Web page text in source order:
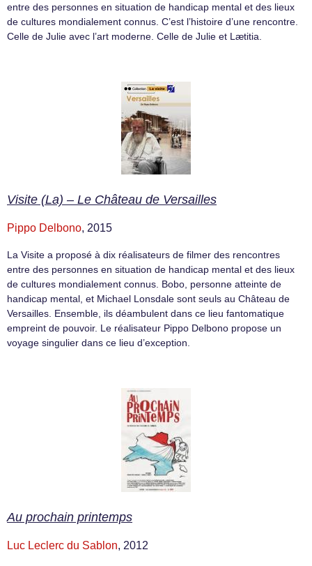
entre des personnes en situation de handicap mental et des lieux
de cultures mondialement connus. C’est l’histoire d’une rencontre.
Celle de Julie avec l’art moderne. Celle de Julie et Lætitia.
Visite (La) – Le Château de Versailles
Pippo Delbono, 2015
La Visite a proposé à dix réalisateurs de filmer des rencontres
entre des personnes en situation de handicap mental et des lieux
de cultures mondialement connus. Bobo, personne atteinte de
handicap mental, et Michael Lonsdale sont seuls au Château de
Versailles. Ensemble, ils déambulent dans ce lieu fantomatique
empreint de pouvoir. Le réalisateur Pippo Delbono propose un
voyage singulier dans ce lieu d’exception.
Au prochain printemps
Luc Leclerc du Sablon, 2012